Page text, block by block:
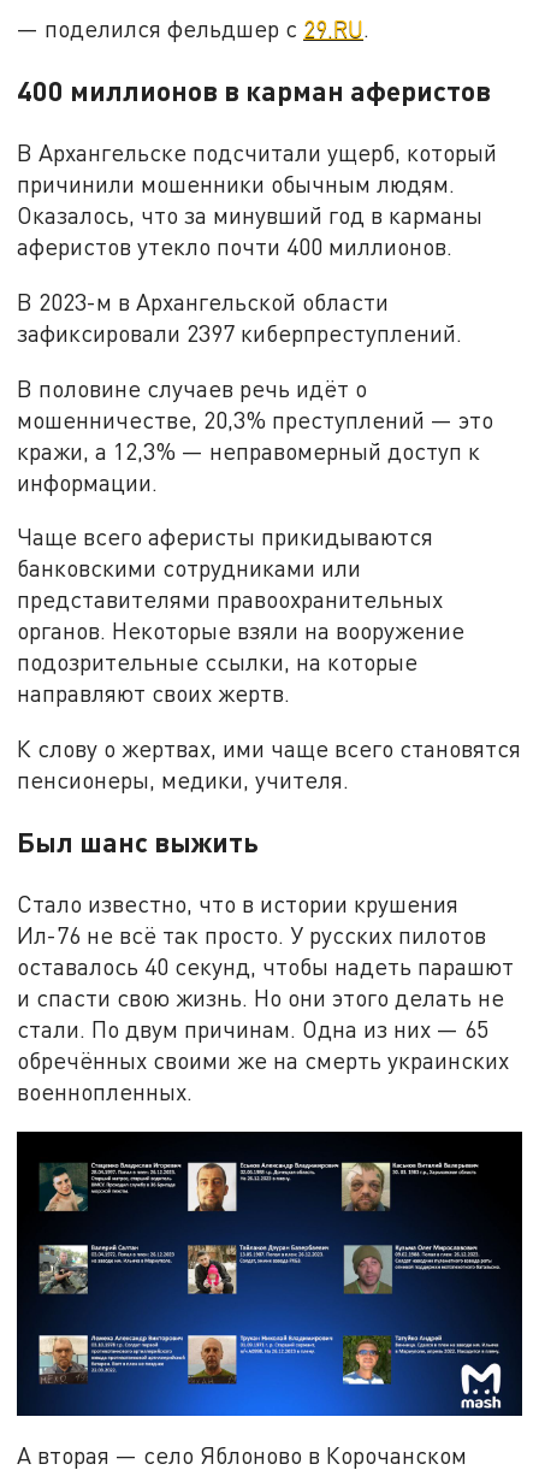
— поделился фельдшер с 29.RU.
400 миллионов в карман аферистов
В Архангельске подсчитали ущерб, который
причинили мошенники обычным людям.
Оказалось, что за минувший год в карманы
аферистов утекло почти 400 миллионов.
В 2023-м в Архангельской области
зафиксировали 2397 киберпреступлений.
В половине случаев речь идёт о
мошенничестве, 20,3% преступлений — это
кражи, а 12,3% — неправомерный доступ к
информации.
Чаще всего аферисты прикидываются
банковскими сотрудниками или
представителями правоохранительных
органов. Некоторые взяли на вооружение
подозрительные ссылки, на которые
направляют своих жертв.
К слову о жертвах, ими чаще всего становятся
пенсионеры, медики, учителя.
Был шанс выжить
Стало известно, что в истории крушения
Ил-76 не всё так просто. У русских пилотов
оставалось 40 секунд, чтобы надеть парашют
и спасти свою жизнь. Но они этого делать не
стали. По двум причинам. Одна из них — 65
обречённых своими же на смерть украинских
военнопленных.
А вторая — село Яблоново в Корочанском